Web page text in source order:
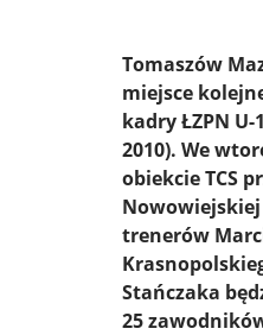
Tomaszów
miejsce
kadry ŁZPN
2010). We
obiekcie TCS
trenerów
Stańczaka
25